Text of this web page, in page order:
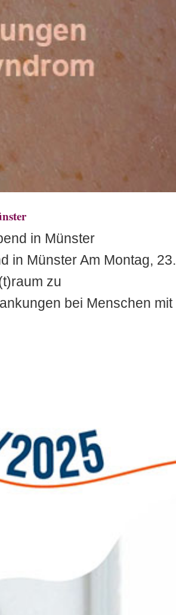
in Münster
in Münster Am Montag, 23.
zu
bei Menschen mit